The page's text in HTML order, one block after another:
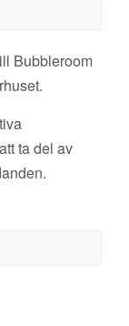
Bubbleroom
ta del av